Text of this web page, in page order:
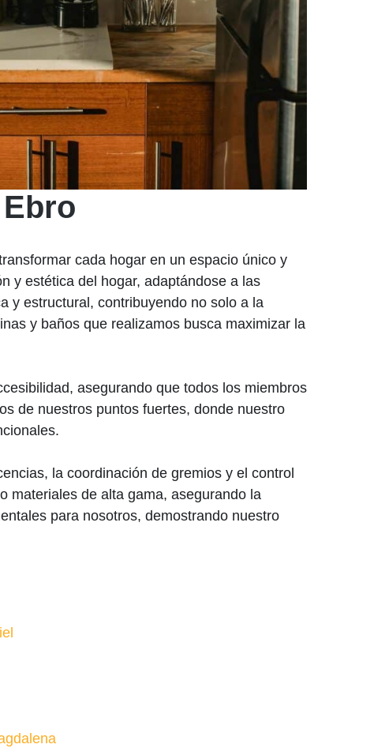
cada hogar en un espacio único y
y estética del hogar, adaptándose a las
y estructural, contribuyendo no solo a la
y baños que realizamos busca maximizar la
asegurando que todos los miembros
de nuestros puntos fuertes, donde nuestro
la coordinación de gremios y el control
materiales de alta gama, asegurando la
para nosotros, demostrando nuestro